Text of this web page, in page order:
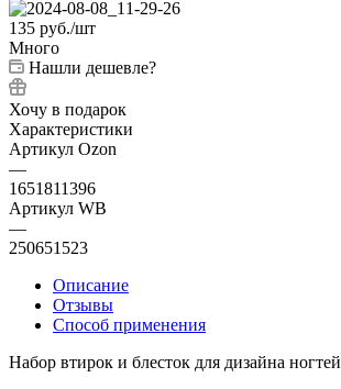
135 руб./шт
Много
Нашли дешевле?
Хочу в подарок
Характеристики
Артикул Ozon
—
1651811396
Артикул WB
—
250651523
Описание
Отзывы
Способ применения
Набор втирок и блесток для дизайна ногтей